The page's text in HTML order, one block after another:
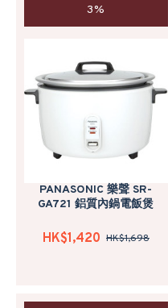
3%
PANASONIC 樂聲 SR-
GA721 鋁質內鍋電飯煲
HK$1,420 HK$1,698